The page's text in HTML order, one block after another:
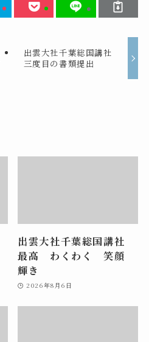
出雲大社千葉総国講社
三度目の書類提出
出雲大社千葉総国講社
最高 わくわく 笑顔
輝き
2026年8月6日